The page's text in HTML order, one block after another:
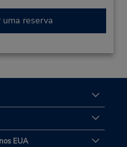
uma reserva
EUA